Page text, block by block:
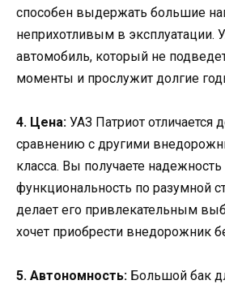
способен выдержать большие
неприхотливым в эксплуатации.
автомобиль, который не
моменты и прослужит долгие
4. Цена: УАЗ Патриот отличается
сравнению с другими
класса. Вы получаете надежность
функциональность по разумной
делает его привлекательным
хочет приобрести внедорожник
5. Автономность: Большой бак